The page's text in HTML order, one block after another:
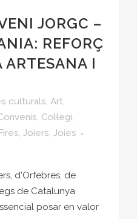
JORGC –
REFORÇ
ARTESANA I
culturals, Art,
, Col·legi,
, Joiers, Joies
d'Orfebres, de
de Catalunya
posar en valor